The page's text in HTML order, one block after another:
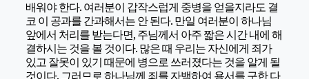
배워야 한다. 여러분이 갑작스럽게 중병을 얻을지라도 결
코 이 공과를 간과해서는 안 된다. 만일 여러분이 하나님
앞에서 처리를 받는다면, 주님께서 아주 짧은 시간 내에 해
결하시는 것을 볼 것이다. 많은 때 우리는 자신에게 죄가
있고 잘못이 있기 때문에 병으로 쓰러졌다는 것을 알게 될
것이다. 그러므로 하나님께 죄를 자백하여 용서를 구한 다